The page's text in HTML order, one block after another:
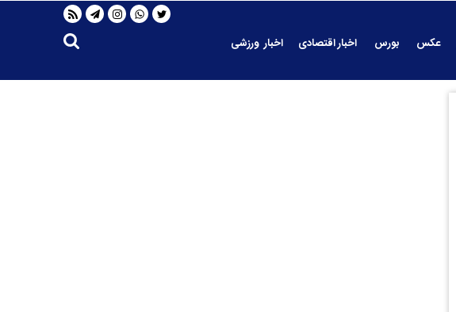
عکس بورس اخبار اقتصادی
اخبار ورزشی